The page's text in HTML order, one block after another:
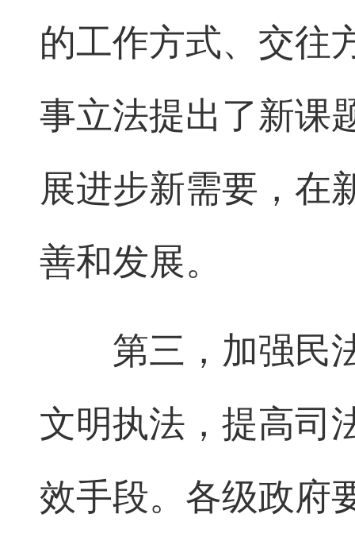
的工作方式、交往
事立法提出了新课
展进步新需要，在
善和发展。
第三，加强民法
文明执法，提高司
效手段。各级政府